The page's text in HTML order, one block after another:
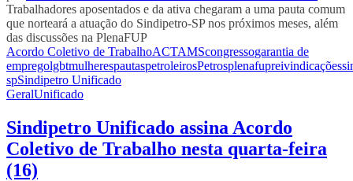
Trabalhadores aposentados e da ativa chegaram a uma pauta comum
que norteará a atuação do Sindipetro-SP nos próximos meses, além
das discussões na PlenaFUP
Acordo Coletivo de TrabalhoACTAMScongressogarantia de
empregolgbtmulherespautaspetroleirosPetrosplenafupreivindicações
spSindipetro Unificado
GeralUnificado
Sindipetro Unificado assina Acordo
Coletivo de Trabalho nesta quarta-feira
(16)